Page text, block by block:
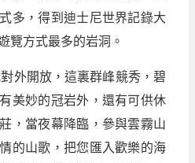
多，得到迪士尼世界記錄大
覽方式最多的岩洞。
外開放，這裏群峰競秀，碧
美妙的冠岩外，還有可供休
，當夜幕降臨，參與雲霧山
的山歌，把您匯入歡樂的海